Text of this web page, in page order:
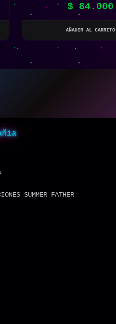
$84.000
AÑADIR AL CARRITO
SUMMER FATHER